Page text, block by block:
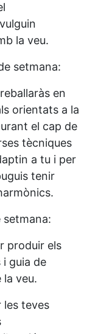
la veu.
setmana:
en
orientats a la
el cap de
tècniques
a tu i per
tenir
setmana:
produir els
guia de
la veu.
les teves